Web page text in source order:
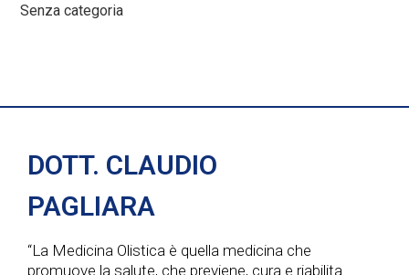
Senza categoria
DOTT. CLAUDIO
PAGLIARA
“La Medicina Olistica è quella medicina che
promuove la salute, che previene, cura e riabilita